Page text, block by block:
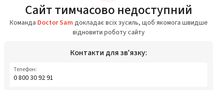
Сайт тимчасово недоступний
Команда Doctor Sam докладає всіх зусиль, щоб якомога швидше
відновити роботу сайту
Контакти для зв'язку:
Телефон:
0 800 30 92 91